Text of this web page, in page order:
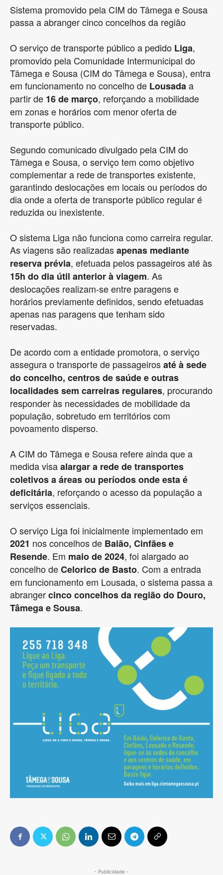
Sistema promovido pela CIM do Tâmega e Sousa
passa a abranger cinco concelhos da região
O serviço de transporte público a pedido Liga,
promovido pela Comunidade Intermunicipal do
Tâmega e Sousa (CIM do Tâmega e Sousa), entra
em funcionamento no concelho de Lousadaa
partir de 16 de março, reforçando a mobilidade
em zonas e horários com menor oferta de
transporte público.
Segundo comunicado divulgado pela CIM do
Tâmega e Sousa, o serviço tem como objetivo
complementar a rede de transportes existente,
garantindo deslocações em locais ou períodos do
dia onde a oferta de transporte público regular é
reduzida ou inexistente.
O sistema Liga não funciona como carreira regular.
As viagens são realizadasapenas mediante
reserva prévia, efetuada pelos passageiros até às
15h do dia útil anterior à viagem. As
deslocações realizam-se entre paragens e
horários previamente definidos, sendo efetuadas
apenas nas paragens que tenham sido
reservadas.
De acordo com a entidade promotora, o serviço
assegura o transporte de passageirosaté à sede
do concelho, centros de saúde e outras
localidades sem carreiras regulares, procurando
responder às necessidades de mobilidade da
população, sobretudo em territórios com
povoamento disperso.
A CIM do Tâmega e Sousa refere ainda que a
medida visaalargar a rede de transportes
coletivos a áreas ou períodos onde esta é
deficitária, reforçando o acesso da população a
serviços essenciais.
O serviço Liga foi inicialmente implementado em
2021 nos concelhos de Baião, Cinfães e
Resende. Em maio de 2024, foi alargado ao
concelho deCelorico de Basto. Com a entrada
em funcionamento em Lousada, o sistema passa a
abrangercinco concelhos da região do Douro,
Tâmega e Sousa.
- Publicidade -